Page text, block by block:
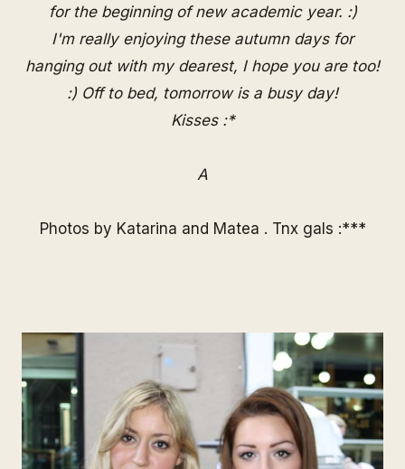
for the beginning of new academic year. :)
I'm really enjoying these autumn days for
hanging out with my dearest, I hope you are too!
:) Off to bed, tomorrow is a busy day!
Kisses :*
A
Photos by Katarina and Matea . Tnx gals :***